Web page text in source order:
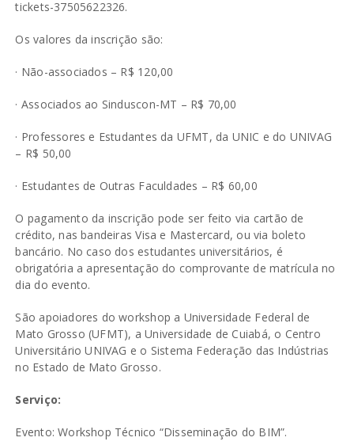
tickets-37505622326.
Os valores da inscrição são:
· Não-associados – R$ 120,00
· Associados ao Sinduscon-MT – R$ 70,00
· Professores e Estudantes da UFMT, da UNIC e do UNIVAG
– R$ 50,00
· Estudantes de Outras Faculdades – R$ 60,00
O pagamento da inscrição pode ser feito via cartão de
crédito, nas bandeiras Visa e Mastercard, ou via boleto
bancário. No caso dos estudantes universitários, é
obrigatória a apresentação do comprovante de matrícula no
dia do evento.
São apoiadores do workshop a Universidade Federal de
Mato Grosso (UFMT), a Universidade de Cuiabá, o Centro
Universitário UNIVAG e o Sistema Federação das Indústrias
no Estado de Mato Grosso.
Serviço:
Evento: Workshop Técnico “Disseminação do BIM”.